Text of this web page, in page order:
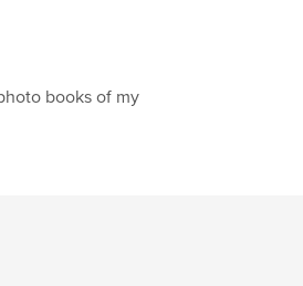
books of my